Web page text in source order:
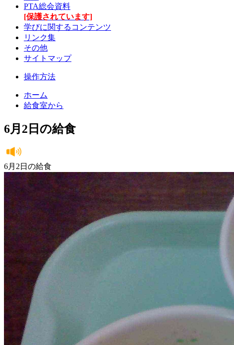
PTA総会資料
[保護されています]
学びに関するコンテンツ
リンク集
その他
サイトマップ
操作方法
ホーム
給食室から
6月2日の給食
6月2日の給食